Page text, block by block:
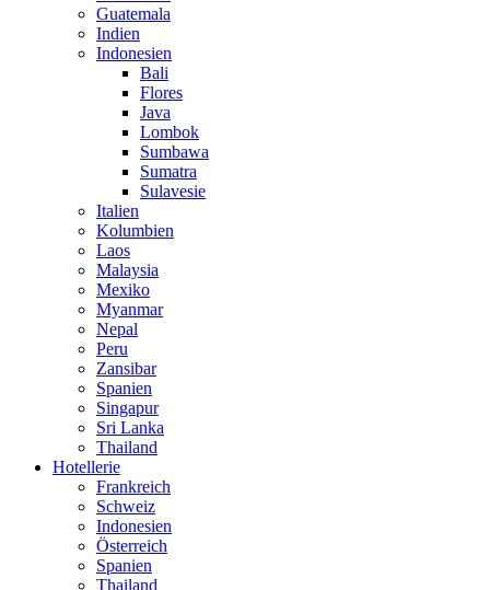
Guatemala
Indien
Indonesien
Bali
Flores
Java
Lombok
Sumbawa
Sumatra
Sulavesie
Italien
Kolumbien
Laos
Malaysia
Mexiko
Myanmar
Nepal
Peru
Zansibar
Spanien
Singapur
Sri Lanka
Thailand
Hotellerie
Frankreich
Schweiz
Indonesien
Österreich
Spanien
Thailand